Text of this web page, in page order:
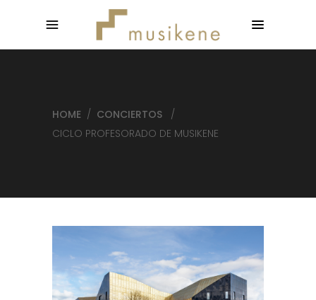
HOME / CONCIERTOS
/
CICLO PROFESORADO DE MUSIKENE